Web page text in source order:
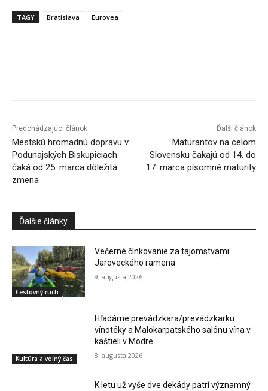
TAGY Bratislava Eurovea
Predchádzajúci článok
Mestskú hromadnú dopravu v
Podunajských Biskupiciach
čaká od 25. marca dôležitá
zmena
Ďalší článok
Maturantov na celom
Slovensku čakajú od 14. do
17. marca písomné maturity
Ďalšie články
Cestovný ruch
Večerné člnkovanie za tajomstvami
Jaroveckého ramena
9. augusta 2026
Kultúra a voľný čas
Hľadáme prevádzkara/prevádzkarku
vínotéky a Malokarpatského salónu vína v
kaštieli v Modre
8. augusta 2026
K letu už vyše dve dekády patrí významný